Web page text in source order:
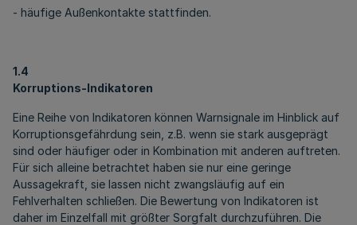
- häufige Außenkontakte stattfinden.
1.4
Korruptions-Indikatoren
Eine Reihe von Indikatoren können Warnsignale im Hinblick auf
Korruptionsgefährdung sein, z.B. wenn sie stark ausgeprägt
sind oder häufiger oder in Kombination mit anderen auftreten.
Für sich alleine betrachtet haben sie nur eine geringe
Aussagekraft, sie lassen nicht zwangsläufig auf ein
Fehlverhalten schließen. Die Bewertung von Indikatoren ist
daher im Einzelfall mit größter Sorgfalt durchzuführen. Die